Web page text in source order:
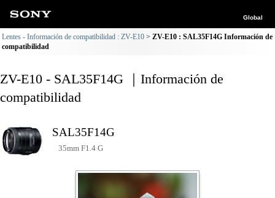
Global
Lentes - Información de compatibilidad : ZV-E10
ZV-E10 : SAL35F14G Información de
compatibilidad
ZV-E10 - SAL35F14G ｜Información de
compatibilidad
SAL35F14G
35mm F1.4 G